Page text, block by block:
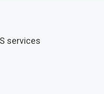
services